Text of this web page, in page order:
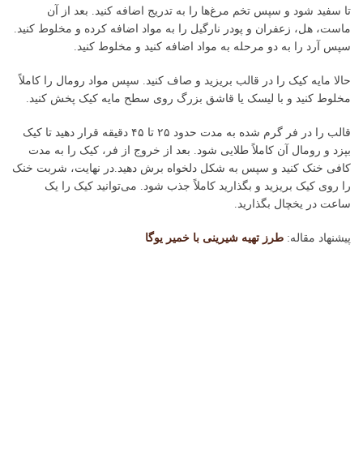
تا سفید شود و سپس تخم مرغ‌ها را به تدریج اضافه کنید. بعد از آن
ماست، هل، زعفران و پودر نارگیل را به مواد اضافه کرده و مخلوط کنید.
سپس آرد را به دو مرحله به مواد اضافه کنید و مخلوط کنید.
حالا مایه کیک را در قالب بریزید و صاف کنید. سپس مواد رومال را کاملاً
مخلوط کنید و با لیسک یا قاشق بزرگ روی سطح مایه کیک پخش کنید.
قالب را در فر گرم شده به مدت حدود ۲۵ تا ۴۵ دقیقه قرار دهید تا کیک
بپزد و رومال آن کاملاً طلایی شود. بعد از خروج از فر، کیک را به مدت
کافی خنک کنید و سپس به شکل دلخواه برش دهید.در نهایت، شربت خنک
را روی کیک بریزید و بگذارید کاملاً جذب شود. می‌توانید کیک را یک
ساعت در یخچال بگذارید.
پیشنهاد مقاله: طرز تهیه شیرینی با خمیر یوگا